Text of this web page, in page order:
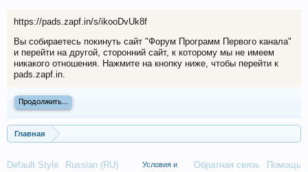
https://pads.zapf.in/s/ikooDvUk8f
Вы собираетесь покинуть сайт "Форум Программ Первого канала"
и перейти на другой, сторонний сайт, к которому мы не имеем
никакого отношения. Нажмите на кнопку ниже, чтобы перейти к
pads.zapf.in.
Продолжить...
Главная
Default Style Russian (RU) Обратная связь Помощь
Условия и